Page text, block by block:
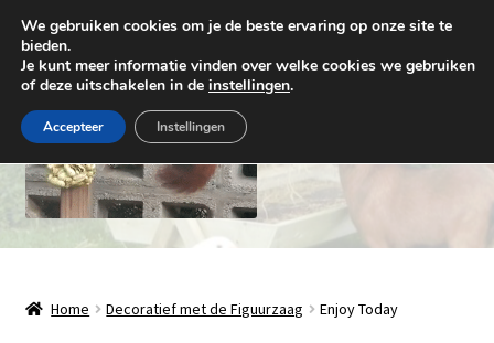
Ga
door
naar
navigatie
Ga
naar
de
inhoud
Natuurlijk Houthandwerk
Winkel
Home Decoratief met de Figuurzaag Enjoy Today
We gebruiken cookies om je de beste ervaring op onze site te
bieden.
Je kunt meer informatie vinden over welke cookies we gebruiken
of deze uitschakelen in de instellingen.
Accepteer Instellingen